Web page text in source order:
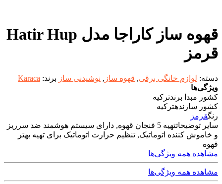
قهوه ساز کاراجا مدل Hatir Hup
قرمز
دسته: لوازم خانگی برقی, قهوه ساز , نوشیدنی ساز برند: Karaca
ویژگی‌ها
کشور مبدا برندترکیه
کشور سازندهترکیه
رنگقرمز
سایر توضیحات
تهیه 5 فنجان قهوه, دارای سیستم هوشمند ضد سرریز
و خاموش کننده اتوماتیک, تنظیم حرارت اتوماتیک برای تهیه بهتر
قهوه
مشاهده همه ویژگی‌ها
مشاهده همه ویژگی‌ها